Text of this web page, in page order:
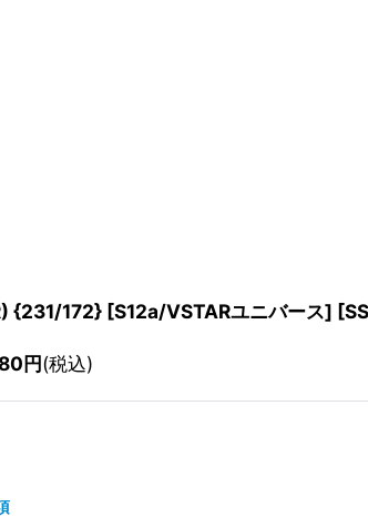
{231/172} [S12a/VSTARユニバース]
円(税込)